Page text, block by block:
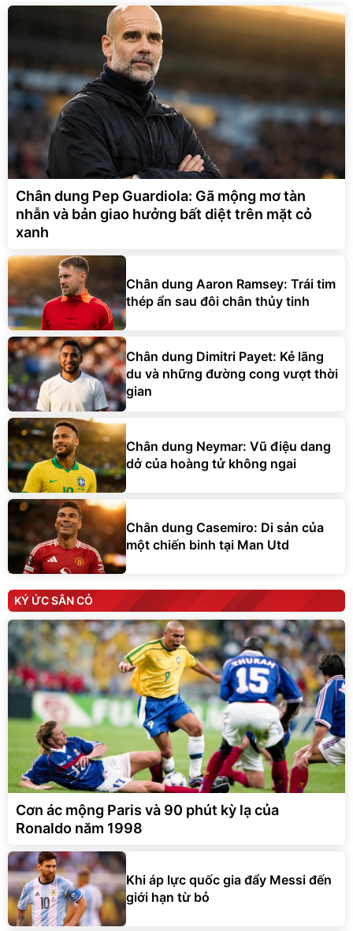
Chân dung Pep Guardiola: Gã mộng mơ tàn
nhẫn và bản giao hưởng bất diệt trên mặt cỏ
xanh
Chân dung Aaron Ramsey: Trái tim
thép ẩn sau đôi chân thủy tinh
Chân dung Dimitri Payet: Kẻ lãng
du và những đường cong vượt thời
gian
Chân dung Neymar: Vũ điệu dang
dở của hoàng tử không ngai
Chân dung Casemiro: Di sản của
một chiến binh tại Man Utd
KÝ ỨC SÂN CỎ
Cơn ác mộng Paris và 90 phút kỳ lạ của
Ronaldo năm 1998
Khi áp lực quốc gia đẩy Messi đến
giới hạn từ bỏ